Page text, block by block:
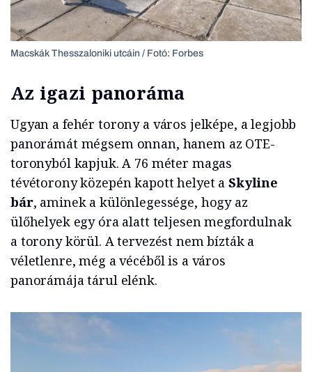
Macskák Thesszaloniki utcáin / Fotó: Forbes
Az igazi panoráma
Ugyan a fehér torony a város jelképe, a legjobb
panorámát mégsem onnan, hanem az OTE-
toronyból kapjuk. A 76 méter magas
tévétorony közepén kapott helyet a Skyline
bár, aminek a különlegessége, hogy az
ülőhelyek egy óra alatt teljesen megfordulnak
a torony körül. A tervezést nem bízták a
véletlenre, még a vécéből is a város
panorámája tárul elénk.